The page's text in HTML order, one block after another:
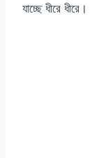
যাচ্ছে ধীরে ধীরে।